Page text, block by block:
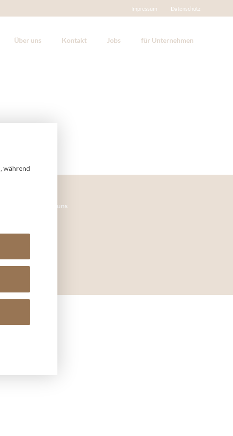
Impressum Datenschutz
Über uns Kontakt Jobs für Unternehmen
Folgen Sie uns
während